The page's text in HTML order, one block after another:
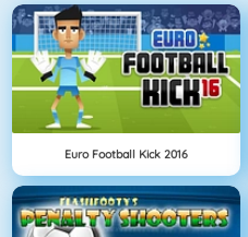
Euro Football Kick 2016